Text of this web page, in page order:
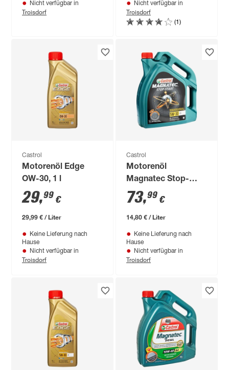
Nicht verfügbar in
Troisdorf
Nicht verfügbar in
Troisdorf
(1)
Castrol
Motorenöl Edge
OW-30, 1 l
29,99 €
29,99 € / Liter
Keine Lieferung nach
Hause
Nicht verfügbar in
Troisdorf
Castrol
Motorenöl
Magnatec Stop-
Start 5W-30 C3, 5 l
73,99 €
14,80 € / Liter
Keine Lieferung nach
Hause
Nicht verfügbar in
Troisdorf